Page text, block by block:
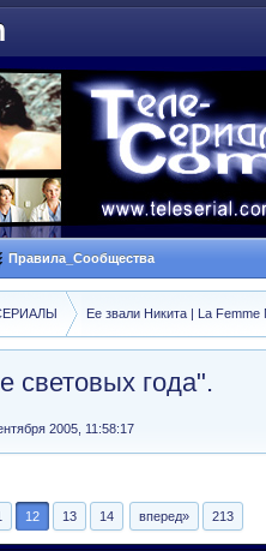
Правила_Сообщества
Ее звали Никита | La Femme
световых года".
2005, 11:58:17
12 13 14 вперед» 213